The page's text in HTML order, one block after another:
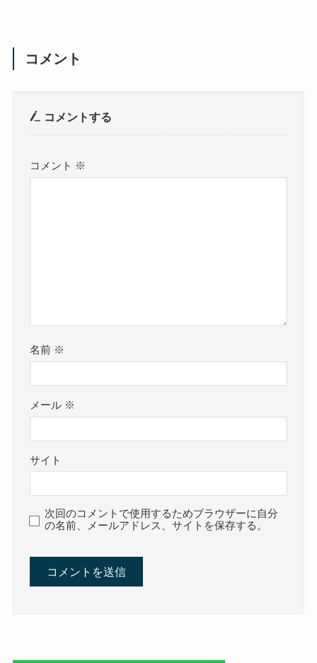
コメント
コメントする
コメント ※
名前 ※
メール ※
サイト
次回のコメントで使用するためブラウザーに自分
の名前、メールアドレス、サイトを保存する。